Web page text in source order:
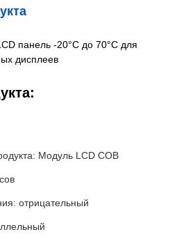
панель -20°C до 70°C для
дисплеев
Модуль LCD COB
отрицательный